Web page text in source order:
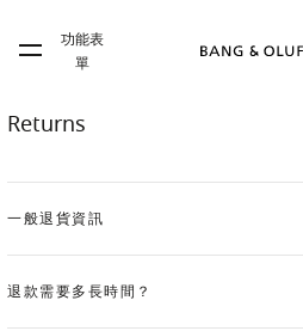
Skip to main footer
功能表
單
Returns
一般退貨資訊
Expand
退款需要多長時間？